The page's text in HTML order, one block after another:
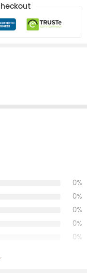
0%
0%
0%
0%
0%